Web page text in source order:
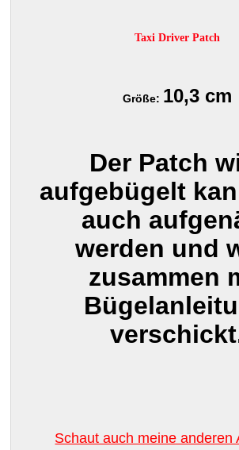
Taxi Driver Patch
Größe: 10,3 cm
Der Patch
aufgebügelt
auch
werden und
zusammen
Schaut auch meine anderen